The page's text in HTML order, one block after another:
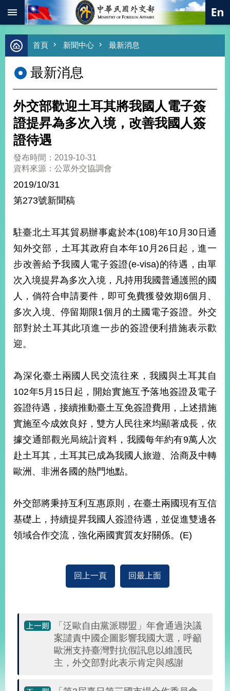
跳到主要內容區塊
進
階
尋
熱
總
合
外
交
值
經
濟
不
落
國
台
海
和
平
護
回
頁
網
站
導
覽
關
於
本
部
中
心
外
際
首頁 新聞中心 最新消息
最新消息
外交部歡迎土耳其將我國人電子簽
證提昇為多次入境，改善我國人簽
證待遇
發布時間：2019-10-31
資料來源：公眾外交協調會
2019/10/31
第273號新聞稿
駐臺北土耳其貿易辦事處於本(108)年10月30日通
知外交部，土耳其政府自本年10月26日起，進一
步改善給予我國人電子簽證(e-visa)的待遇，由單
次入境提昇為多次入境，凡持用我國普通護照的國
人，倘符合申請要件，即可免費獲發效期6個月、
多次入境、停留期限1個月的土國電子簽證。外交
部對於土耳其此項進一步的簽證便利措施表示歡
迎。
為深化臺土兩國人民交流往來，我國與土耳其自
102年5月15日起，開始實施互予落地簽證及電子
簽證待遇，接續推動臺土互免簽證費用，上述措施
實施至今成效良好，雙方人民往來均顯著成長，依
據交通部觀光局統計資料，我國每年約有9萬人次
赴土耳其，土耳其已成為我國人旅遊、洽商及中轉
歐洲、非洲各國的熱門地點。
外交部將秉持互利互惠原則，在臺土兩國現有互信
基礎上，持續提昇我國人簽證待遇，並促進雙邊各
領域合作交流，強化兩國實質友好關係。(E)
回上一頁 回最上面
「泛歐自由黨派聯盟」年會通過決議
案譴責中國企圖影響我國大選，呼籲
歐洲支持臺灣對抗假訊息以維護民
主，外交部對此表示肯定與感謝